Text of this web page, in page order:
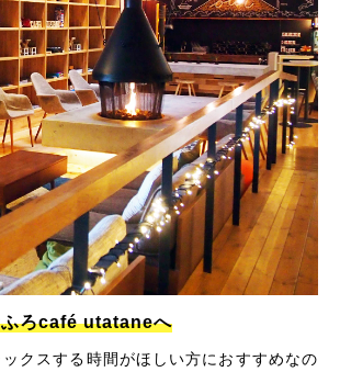
ふろcafé utataneへ
クスする時間がほしい方におすすめなの